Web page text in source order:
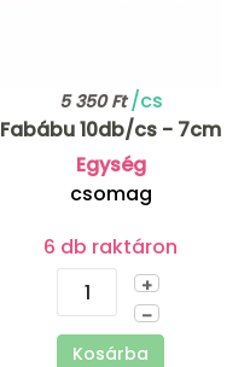
5 350 Ft/cs
Fabábu 10db/cs - 7cm
Egység
csomag
6 db raktáron
+
–
Kosárba